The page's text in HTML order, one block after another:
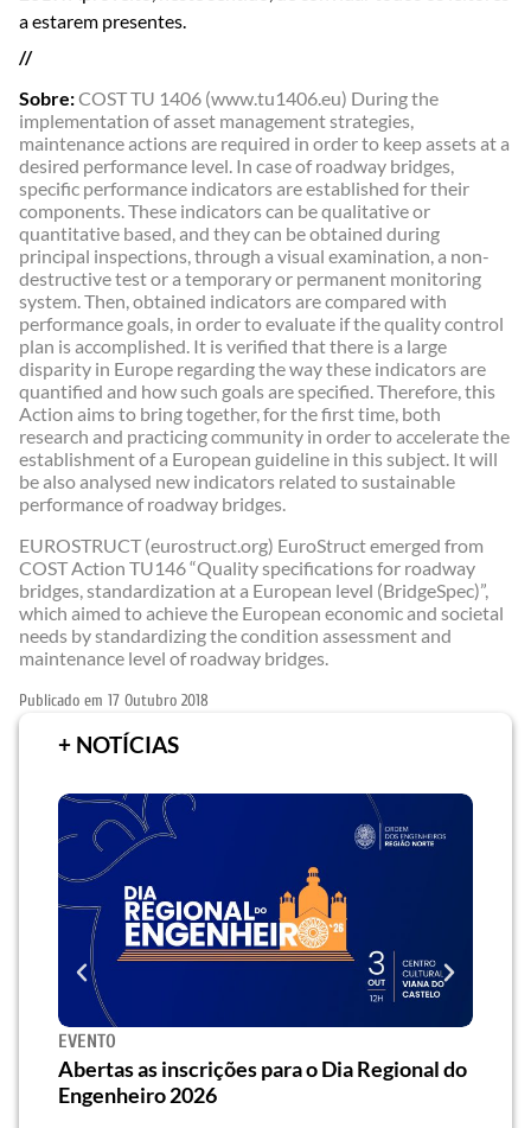
a estarem presentes.
//
Sobre:COST TU 1406 (www.tu1406.eu) During the
implementation of asset management strategies,
maintenance actions are required in order to keep assets at a
desired performance level. In case of roadway bridges,
specific performance indicators are established for their
components. These indicators can be qualitative or
quantitative based, and they can be obtained during
principal inspections, through a visual examination, a non-
destructive test or a temporary or permanent monitoring
system. Then, obtained indicators are compared with
performance goals, in order to evaluate if the quality control
plan is accomplished. It is verified that there is a large
disparity in Europe regarding the way these indicators are
quantified and how such goals are specified. Therefore, this
Action aims to bring together, for the first time, both
research and practicing community in order to accelerate the
establishment of a European guideline in this subject. It will
be also analysed new indicators related to sustainable
performance of roadway bridges.
EUROSTRUCT (eurostruct.org) EuroStruct emerged from
COST Action TU146 “Quality specifications for roadway
bridges, standardization at a European level (BridgeSpec)”,
which aimed to achieve the European economic and societal
needs by standardizing the condition assessment and
maintenance level of roadway bridges.
Publicado em 17 Outubro 2018
+ NOTÍCIAS
SEMINÁRIO
Seminário] Saiba como o “Passive House”
traz eficiência energética e conforto à